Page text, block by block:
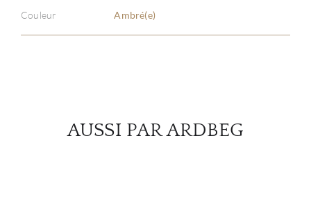
Couleur Ambré(e)
AUSSI PAR ARDBEG